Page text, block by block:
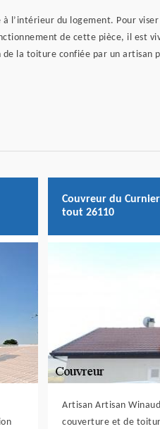
l’intérieur du logement. Pour
de cette pièce, il est
la toiture confiée par un artisan
Couvreur du
tout 26110
Artisan Artisan
couverture et de